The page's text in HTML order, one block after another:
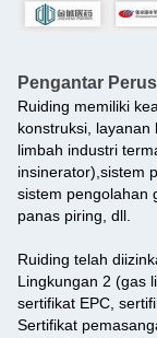
Pengantar
Ruiding memiliki
konstruksi, layanan
limbah industri
insinerator),sistem
sistem pengolahan
panas piring, dll.
Ruiding telah
Lingkungan 2 (gas
sertifikat EPC,
Sertifikat